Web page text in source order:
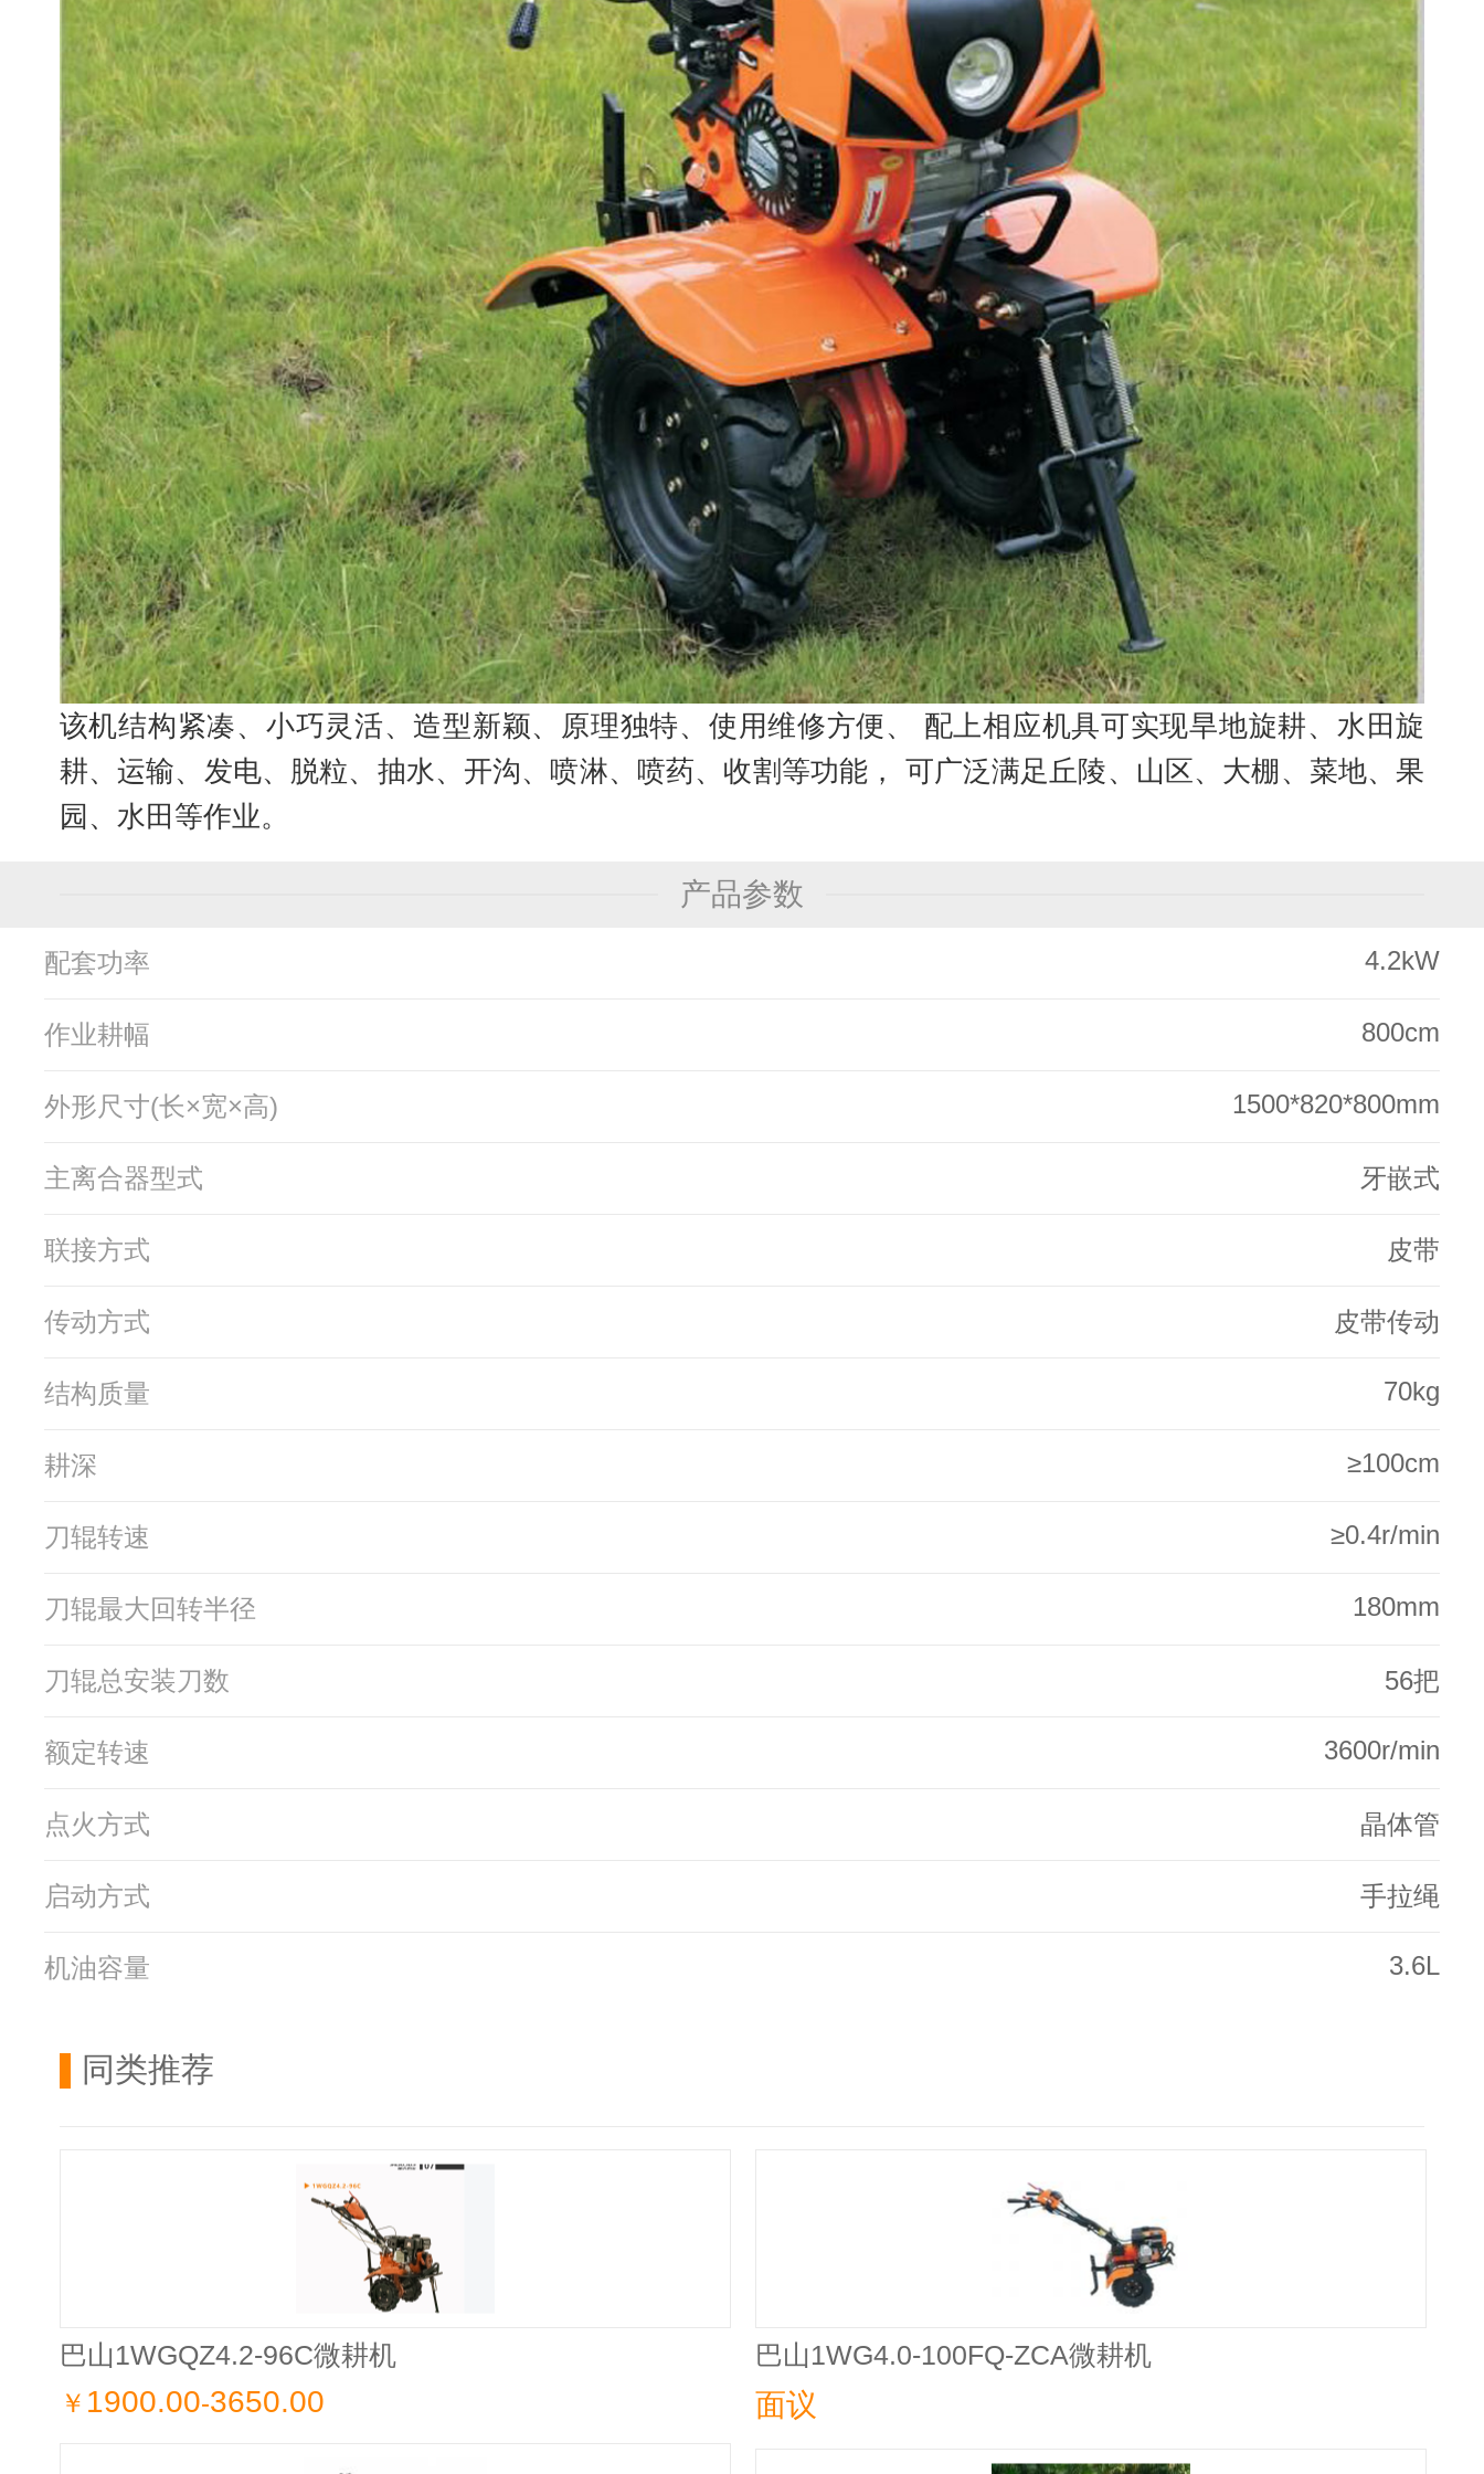
该机结构紧凑、小巧灵活、造型新颖、原理独特、使用维修方便、 配上相应机具可实现旱地旋耕、水田旋
耕、运输、发电、脱粒、抽水、开沟、喷淋、喷药、收割等功能， 可广泛满足丘陵、山区、大棚、菜地、果
园、水田等作业。
产品参数
配套功率 4.2kW
作业耕幅 800cm
外形尺寸(长×宽×高) 1500*820*800mm
主离合器型式 牙嵌式
联接方式 皮带
传动方式 皮带传动
结构质量 70kg
耕深 ≥100cm
刀辊转速 ≥0.4r/min
刀辊最大回转半径 180mm
刀辊总安装刀数 56把
额定转速 3600r/min
点火方式 晶体管
启动方式 手拉绳
机油容量 3.6L
同类推荐
巴山1WGQZ4.2-96C微耕机
￥ 1900.00-3650.00
巴山1WG4.0-100FQ-ZCA微耕机
面议